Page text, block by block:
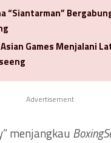
“Siantarman”
Games Menjalani
Advertisement
menjangkau